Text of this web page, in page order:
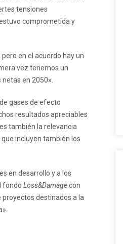
tensiones
comprometida y
en el acuerdo hay un
vez tenemos un
en 2050».
gases de efecto
resultados apreciables
también la relevancia
incluyen también los
en desarrollo y a los
fondo Loss&Damagecon
destinados a la